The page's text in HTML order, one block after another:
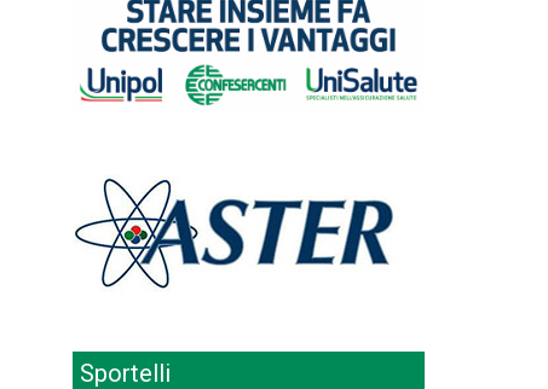
Sportelli